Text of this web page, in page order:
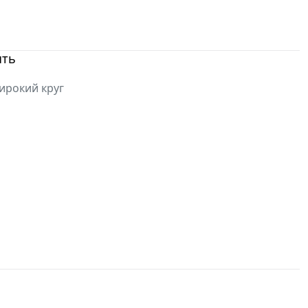
круг